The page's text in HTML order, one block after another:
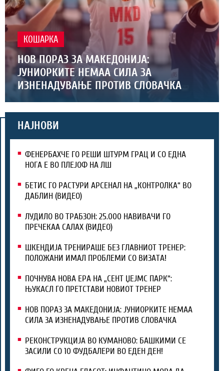
КОШАРКА
НОВ ПОРАЗ ЗА МАКЕДОНИЈА:
ЈУНИОРКИТЕ НЕМАА СИЛА ЗА
ИЗНЕНАДУВАЊЕ ПРОТИВ СЛОВАЧКА
НАЈНОВИ
ФЕНЕРБАХЧЕ ГО РЕШИ ШТУРМ ГРАЦ И СО ЕДНА
НОГА Е ВО ПЛЕЈОФ НА ЛШ
БЕТИС ГО РАСТУРИ АРСЕНАЛ НА „КОНТРОЛКА“ ВО
ДАБЛИН (ВИДЕО)
ЛУДИЛО ВО ТРАБЗОН: 25.000 НАВИВАЧИ ГО
ПРЕЧЕКАА САЛАХ (ВИДЕО)
ШКЕНДИЈА ТРЕНИРАШЕ БЕЗ ГЛАВНИОТ ТРЕНЕР:
ПОЛОЖАНИ ИМАЛ ПРОБЛЕМИ СО ВИЗАТА!
ПОЧНУВА НОВА ЕРА НА „СЕНТ ЏЕЈМС ПАРК“:
ЊУКАСЛ ГО ПРЕТСТАВИ НОВИОТ ТРЕНЕР
НОВ ПОРАЗ ЗА МАКЕДОНИЈА: ЈУНИОРКИТЕ НЕМАА
СИЛА ЗА ИЗНЕНАДУВАЊЕ ПРОТИВ СЛОВАЧКА
РЕКОНСТРУКЦИЈА ВО КУМАНОВО: БАШКИМИ СЕ
ЗАСИЛИ СО 10 ФУДБАЛЕРИ ВО ЕДЕН ДЕН!